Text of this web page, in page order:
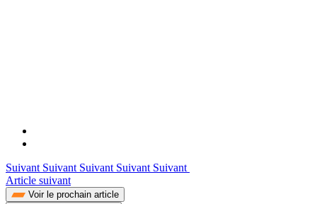
Suivant Suivant Suivant Suivant Suivant
Article suivant
Voir le prochain article